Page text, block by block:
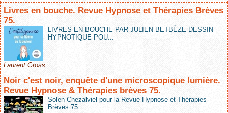
Livres en bouche. Revue Hypnose et Thérapies Brèves
75.
LIVRES EN BOUCHE PAR JULIEN BETBÈZE DESSIN
HYPNOTIQUE POU...
Laurent Gross
Noir c'est noir, enquête d'une microscopique lumière.
Revue Hypnose & Thérapies brèves 75.
Solen Chezalviel pour la Revue Hypnose et Thérapies
Brèves 75....